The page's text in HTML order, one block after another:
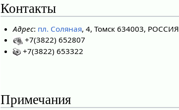
Контакты
Адрес: пл. Соляная, 4, Томск 634003, РОССИЯ
+7(3822) 652807
+7(3822) 653322
Примечания